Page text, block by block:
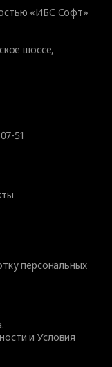
«ИБС Софт»
шоссе,
51
персональных
иУсловия